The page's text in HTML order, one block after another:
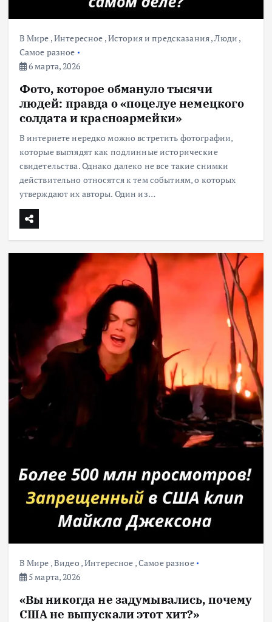
В Мире ,Интересное ,История и предсказания,Люди ,
Самое разное
6 марта, 2026
Фото, которое обмануло тысячи
людей: правда о «поцелуе немецкого
солдата и красноармейки»
В интернете нередко можно встретить фотографии,
которые выглядят как подлинные исторические
свидетельства. Однако далеко не все такие снимки
действительно относятся к тем событиям, о которых
утверждают их авторы. Один из…
В Мире ,Видео ,Интересное ,Самое разное
5 марта, 2026
«Вы никогда не задумывались, почему
США не выпускали этот хит?»